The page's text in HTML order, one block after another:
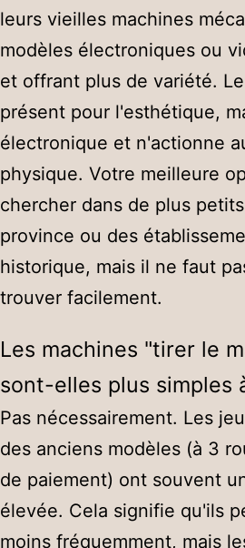
leurs vieilles machines
modèles électroniques ou
et offrant plus de variété.
présent pour l'esthétique,
électronique et n'actionne
physique. Votre meilleure
chercher dans de plus
province ou des
historique, mais il ne faut
trouver facilement.
Les machines "tirer le
sont-elles plus simples
Pas nécessairement. Les
des anciens modèles (à 3
de paiement) ont souvent
élevée. Cela signifie qu'ils
moins fréquemment, mais